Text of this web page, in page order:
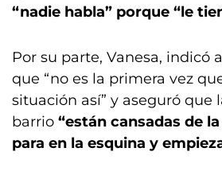
“nadie habla” porque “le
Por su parte, Vanesa, indicó
que “no es la primera vez
situación así” y aseguró que
barrio “están cansadas de
para en la esquina y